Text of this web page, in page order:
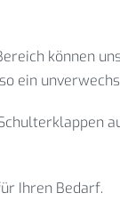
können
ein
Ihren Bedarf.